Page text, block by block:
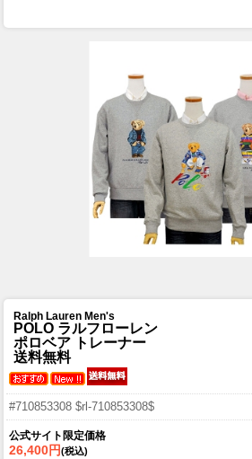
Ralph Lauren Men's
POLO ラルフローレン
ポロベア トレーナー
送料無料
#710853308 $rl-710853308$
公式サイト限定価格
26,400円(税込)